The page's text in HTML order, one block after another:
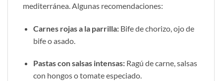
mediterránea. Algunas recomendaciones:
Carnes rojas a la parrilla:Bife de chorizo, ojo de
bife o asado.
Pastas con salsas intensas:Ragú de carne, salsas
con hongos o tomate especiado.